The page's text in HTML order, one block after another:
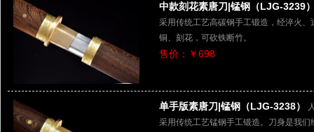
中款刻花素唐刀|锰钢（LJG-3239
采用传统工艺高碳钢手工锻造，经淬火
铜、刻花，可砍铁断竹。
售价：￥698
单手版素唐刀|锰钢（LJG-3238）
采用传统工艺锰钢手工锻造。刀身是我